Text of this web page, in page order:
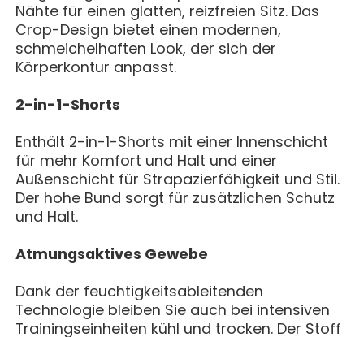
Nähte für einen glatten, reizfreien Sitz. Das
Crop-Design bietet einen modernen,
schmeichelhaften Look, der sich der
Körperkontur anpasst.
2-in-1-Shorts
Enthält 2-in-1-Shorts mit einer Innenschicht
für mehr Komfort und Halt und einer
Außenschicht für Strapazierfähigkeit und Stil.
Der hohe Bund sorgt für zusätzlichen Schutz
und Halt.
Atmungsaktives Gewebe
Dank der feuchtigkeitsableitenden
Technologie bleiben Sie auch bei intensiven
Trainingseinheiten kühl und trocken. Der Stoff